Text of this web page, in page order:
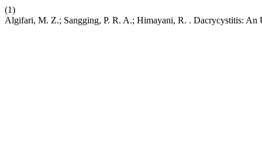
(1)
Algifari, M. Z.; Sangging, P. R. A.; Himayani, R. . Dacrycystitis: An